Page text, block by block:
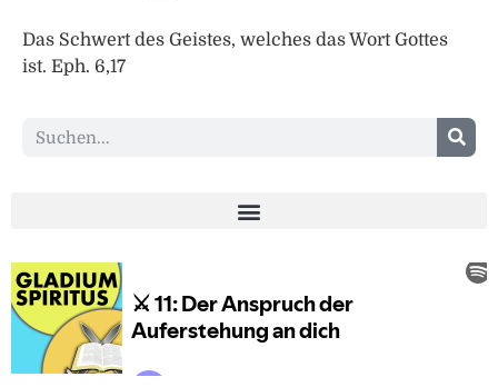
Das Schwert des Geistes, welches das Wort Gottes
ist. Eph. 6,17